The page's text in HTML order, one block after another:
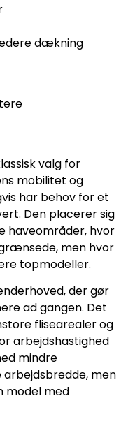
dækning
valg for
mobilitet og
har behov for et
Den placerer sig
haveområder, hvor
men hvor
topmodeller.
der gør
ad gangen. Det
flisearealer og
arbejdshastighed
mindre
men
model med